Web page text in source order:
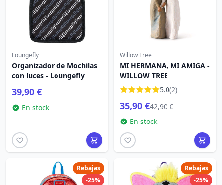
Loungefly
Organizador de Mochilas
con luces - Loungefly
39,90 €
En stock
Willow Tree
MI HERMANA, MI AMIGA -
WILLOW TREE
5.0(2)
35,90 €42,90 €
En stock
Rebajas
-25%
Rebajas
-25%